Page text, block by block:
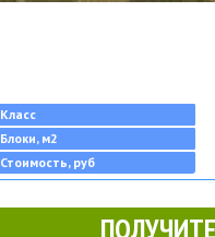
Класс
Блоки, м2
Стоимость, руб